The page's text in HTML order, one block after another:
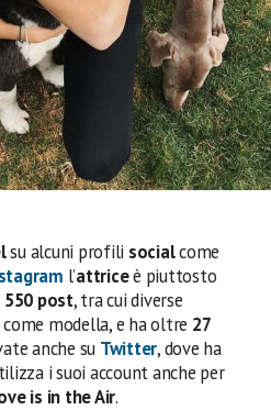
su alcuni profili socialcome
l’attriceè piuttosto
550 post, tra cui diverse
modella, e ha oltre 27
anche su Twitter, dove ha
i suoi account anche per
is in the Air.